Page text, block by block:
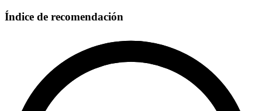
Índice de recomendación